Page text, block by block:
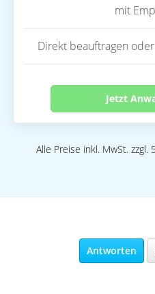
mit
Direkt beauftragen
Jetzt
Alle Preise inkl. MwSt. zzgl.
Antworten